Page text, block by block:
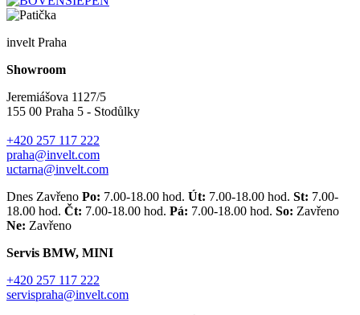
invelt Praha
Showroom
Jeremiášova 1127/5
155 00 Praha 5 - Stodůlky
+420 257 117 222
praha@invelt.com
uctarna@invelt.com
Dnes Zavřeno Po: 7.00-18.00 hod. Út: 7.00-18.00 hod. St: 7.00-
18.00 hod. Čt: 7.00-18.00 hod. Pá: 7.00-18.00 hod. So: Zavřeno
Ne: Zavřeno
Servis BMW, MINI
+420 257 117 222
servispraha@invelt.com